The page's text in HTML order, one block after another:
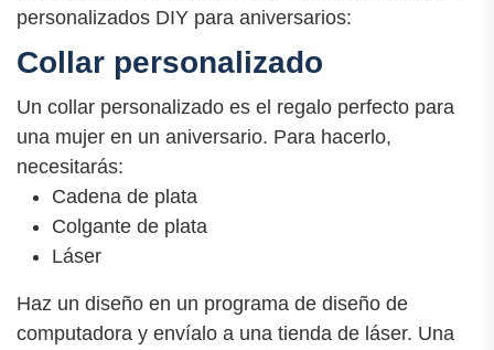
personalizados DIY para aniversarios:
Collar personalizado
Un collar personalizado es el regalo perfecto para
una mujer en un aniversario. Para hacerlo,
necesitarás:
Cadena de plata
Colgante de plata
Láser
Haz un diseño en un programa de diseño de
computadora y envíalo a una tienda de láser. Una